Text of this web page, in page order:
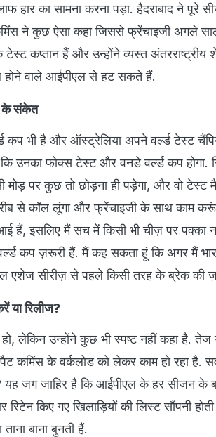
हार का सामना करना पड़ा. हैदराबाद ने पूरे
ने कुछ ऐसा कहा जिससे फ्रेंचाइजी अगले
टेस्ट कप्तान हैं और उन्होंने व्यस्त
वाले आईपीएल से हट सकते हैं.
के संकेत
कप भी है और ऑस्ट्रेलिया अपने वर्ल्ड टेस्ट
उनका फोक्स टेस्ट और वनडे वर्ल्ड कप होगा.
पर कुछ तो छोड़ना ही पड़ेगा, और वो टेस्ट
से कॉल लूंगा और फ्रेंचाइजी के साथ काम
इसलिए मैं सच में किसी भी चीज़ पर पक्का
कप ज़रूरी हैं. मैं कह सकता हूं कि अगर मैं
एशेज सीरीज़ से पहले किसी तरह के ब्रेक की
या रिलीज?
लेकिन उन्होंने कुछ भी स्पष्ट नहीं कहा है. तेज
कमिंस के वर्कलोड को लेकर काम हो रहा है.
यह जग जाहिर है कि आईपीएल के हर सीजन के
किए गए खिलाड़ियों की लिस्ट सौंपनी होती
बाना बुनती हैं.